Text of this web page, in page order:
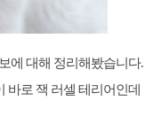
에 대해 정리해봤습니다.
바로 잭 러셀 테리어인데